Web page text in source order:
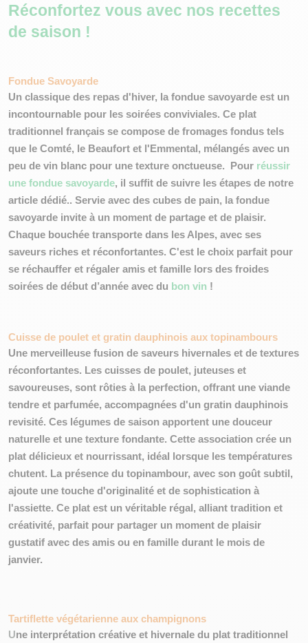
Réconfortez vous avec nos recettes
de saison !
Fondue Savoyarde
Un classique des repas d'hiver, la fondue savoyarde est un
incontournable pour les soirées conviviales. Ce plat
traditionnel français se compose de fromages fondus tels
que le Comté, le Beaufort et l'Emmental, mélangés avec un
peu de vin blanc pour une texture onctueuse. Pour réussir
une fondue savoyarde, il suffit de suivre les étapes de notre
article dédié.. Servie avec des cubes de pain, la fondue
savoyarde invite à un moment de partage et de plaisir.
Chaque bouchée transporte dans les Alpes, avec ses
saveurs riches et réconfortantes. C'est le choix parfait pour
se réchauffer et régaler amis et famille lors des froides
soirées de début d’année avec du bon vin !
Cuisse de poulet et gratin dauphinois aux topinambours
Une merveilleuse fusion de saveurs hivernales et de textures
réconfortantes. Les cuisses de poulet, juteuses et
savoureuses, sont rôties à la perfection, offrant une viande
tendre et parfumée, accompagnées d'un gratin dauphinois
revisité. Ces légumes de saison apportent une douceur
naturelle et une texture fondante. Cette association crée un
plat délicieux et nourrissant, idéal lorsque les températures
chutent. La présence du topinambour, avec son goût subtil,
ajoute une touche d'originalité et de sophistication à
l'assiette. Ce plat est un véritable régal, alliant tradition et
créativité, parfait pour partager un moment de plaisir
gustatif avec des amis ou en famille durant le mois de
janvier.
Tartiflette végétarienne aux champignons
Une interprétation créative et hivernale du plat traditionnel